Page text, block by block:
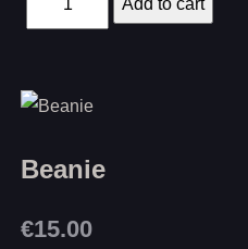
Beanie
€15.00